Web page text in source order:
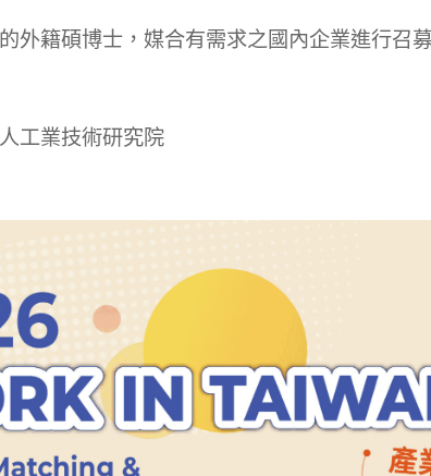
外籍碩博士，媒合有需求之國內企業進行召
工業技術研究院